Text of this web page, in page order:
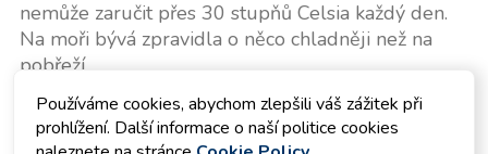
nemůže zaručit přes 30 stupňů Celsia každý den.
Na moři bývá zpravidla o něco chladněji než na
pobřeží.
Používáme cookies, abychom zlepšili váš zážitek při
prohlížení. Další informace o naší politice cookies